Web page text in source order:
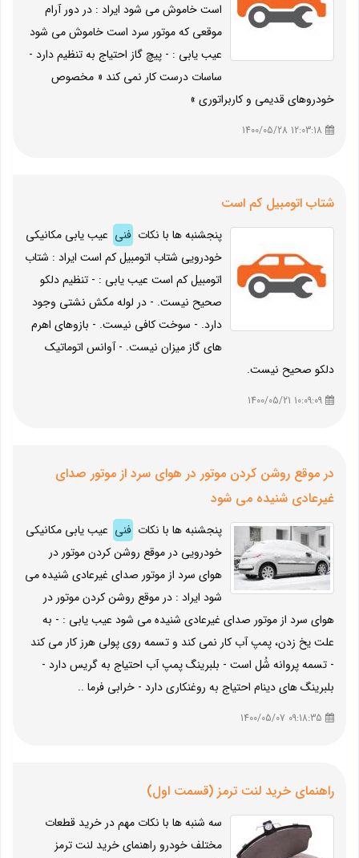
است خاموش می شود ایراد : در دور آرام
موقعی که موتور سرد است خاموش می شود
عیب یابی : - پیچ گاز احتیاج به تنظیم دارد -
ساسات درست کار نمی کند « مخصوص
خودروهای قدیمی و کاربراتوری »
شتاب اتومبیل کم است
پنجشنبه ها با نکات فنی عیب یابی مکانیکی
خودرویی شتاب اتومبیل کم است ایراد : شتاب
اتومبیل کم است عیب یابی : - تنظیم دلکو
صحیح نیست. - در لوله مکش نشتی وجود
دارد. - سوخت کافی نیست. - بازوهای اهرم
های گاز میزان نیست. - آوانس اتوماتیک
دلکو صحیح نیست.
در موقع روشن کردن موتور در هوای سرد از موتور صدای
غیرعادی شنیده می شود
پنجشنبه ها با نکات فنی عیب یابی مکانیکی
خودرویی در موقع روشن کردن موتور در
هوای سرد از موتور صدای غیرعادی شنیده می
شود ایراد : در موقع روشن کردن موتور در
هوای سرد از موتور صدای غیرعادی شنیده می شود عیب یابی : - به
علت یخ زدن، پمپ آب کار نمی کند و تسمه روی پولی هرز کار می کند
- تسمه پروانه شُل است - بلبرینگ پمپ آب احتیاج به گریس دارد -
بلبرینگ های دینام احتیاج به روغنکاری دارد - خرابی فرما ..
راهنمای خرید لنت ترمز (قسمت اول)
سه شنبه ها با نکات مهم در خرید قطعات
مختلف خودرو راهنمای خرید لنت ترمز